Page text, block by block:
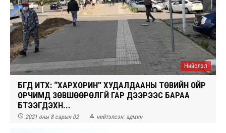
Нийслэл
БГД ИТХ: “ХАРХОРИН” ХУДАЛДААНЫ ТӨВИЙН ОЙР
ОРЧИМД ЗӨВШӨӨРӨЛГҮЙ ГАР ДЭЭРЭЭС БАРАА
БҮТЭЭГДЭХҮҮН...
 2021 оны 8 сарын 02  нийтэлсэн: админ